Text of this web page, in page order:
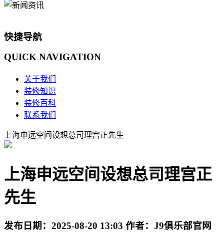
快捷导航
QUICK NAVIGATION
关于我们
装修知识
装修百科
联系我们
上海申远空间设想总司理宫正先生
上海申远空间设想总司理宫正
先生
发布日期： 2025-08-20 13:03 作者： J9俱乐部官网